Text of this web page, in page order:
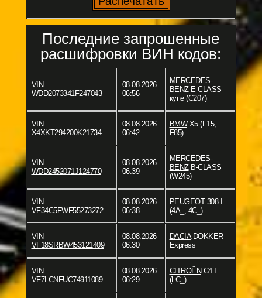
Последние запрошенные
расшифровки ВИН кодов:
VIN
WDD2073341F247043
08.08.2026
06:56
MERCEDES-
BENZE-CLASS
купе (C207)
VIN
X4XKT294200K21734
08.08.2026
06:42
BMWX5 (F15,
F85)
VIN
WDD2452071J124770
08.08.2026
06:39
MERCEDES-
BENZB-CLASS
(W245)
VIN
VF34C5FWF55273272
08.08.2026
06:38
PEUGEOT308 I
(4A_, 4C_)
VIN
VF18SRBW453121409
08.08.2026
06:30
DACIADOKKER
Express
VIN
VF7LCNFUC74911089
08.08.2026
06:29
CITROËN C4 I
(LC_)